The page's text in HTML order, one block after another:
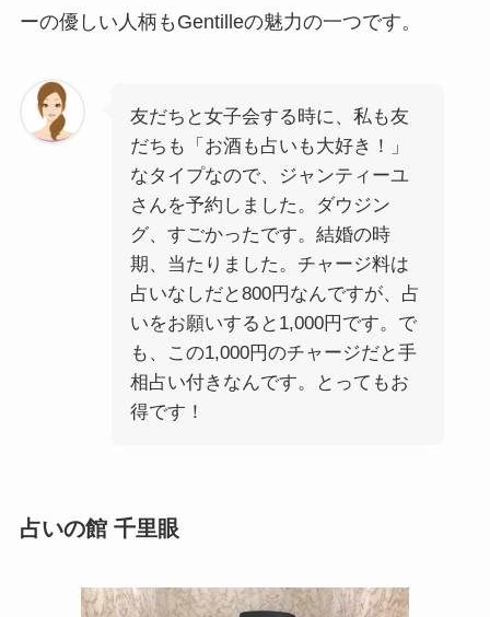
ーの優しい人柄もGentilleの魅力の一つです。
友だちと女子会する時に、私も友
だちも「お酒も占いも大好き！」
なタイプなので、ジャンティーユ
さんを予約しました。ダウジン
グ、すごかったです。結婚の時
期、当たりました。チャージ料は
占いなしだと800円なんですが、占
いをお願いすると1,000円です。で
も、この1,000円のチャージだと手
相占い付きなんです。とってもお
得です！
占いの館 千里眼